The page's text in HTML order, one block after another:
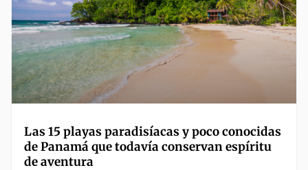
Las 15 playas paradisíacas y poco conocidas
de Panamá que todavía conservan espíritu
de aventura